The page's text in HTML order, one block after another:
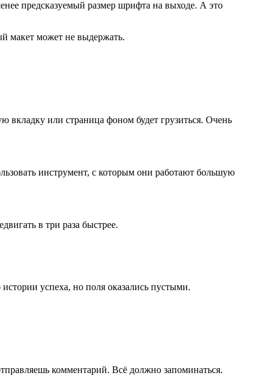
предсказуемый размер шрифта на выходе. А это
макет может не выдержать.
или страница фоном будет грузиться. Очень
инструмент, с которым они работают большую
в три раза быстрее.
успеха, но поля оказались пустыми.
комментарий. Всё должно запоминаться.